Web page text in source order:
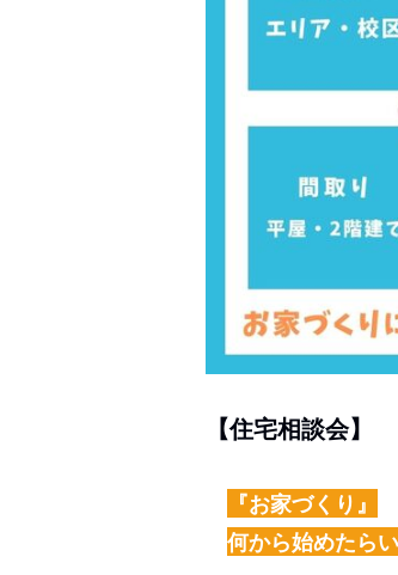
【住宅相談会】
『お家づくり』
何から始めたら